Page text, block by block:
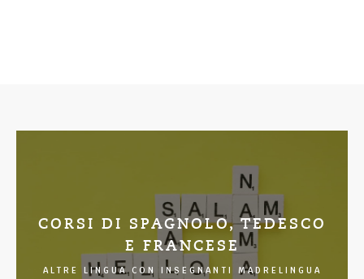
CORSI DI SPAGNOLO, TEDESCO
E FRANCESE
ALTRE LINGUA CON INSEGNANTI MADRELINGUA